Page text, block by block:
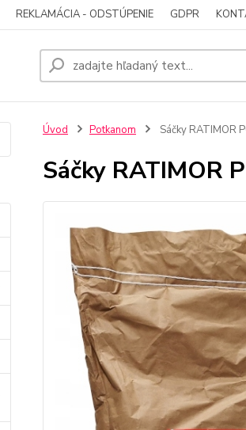
REKLAMÁCIA - ODSTÚPENIE GDPR
Úvod Potkanom Sáčky RATIMOR
Sáčky RATIMOR